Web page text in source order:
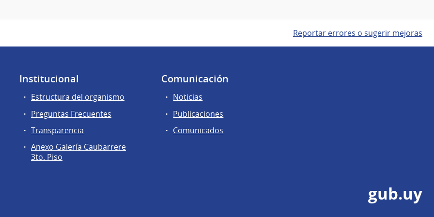
Reportar errores o sugerir mejoras
Institucional
Estructura del organismo
Preguntas Frecuentes
Transparencia
Anexo Galería Caubarrere
3to. Piso
Comunicación
Noticias
Publicaciones
Comunicados
gub.uy